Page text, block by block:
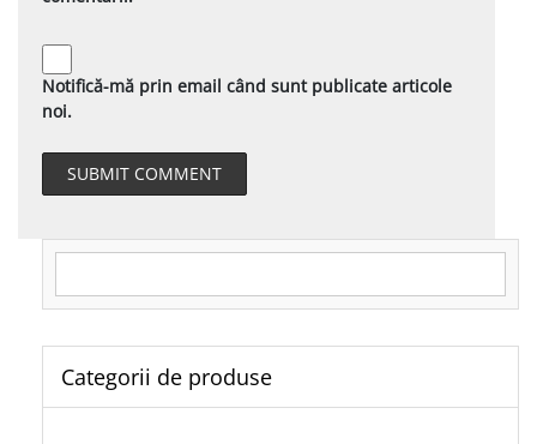
Notifică-mă prin email când sunt publicate articole
noi.
Categorii de produse